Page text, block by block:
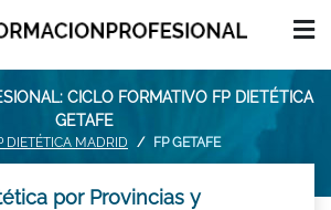
CICLO FORMATIVO FP DIETÉTICA
GETAFE
DIETÉTICA MADRID FP GETAFE
por Provincias y